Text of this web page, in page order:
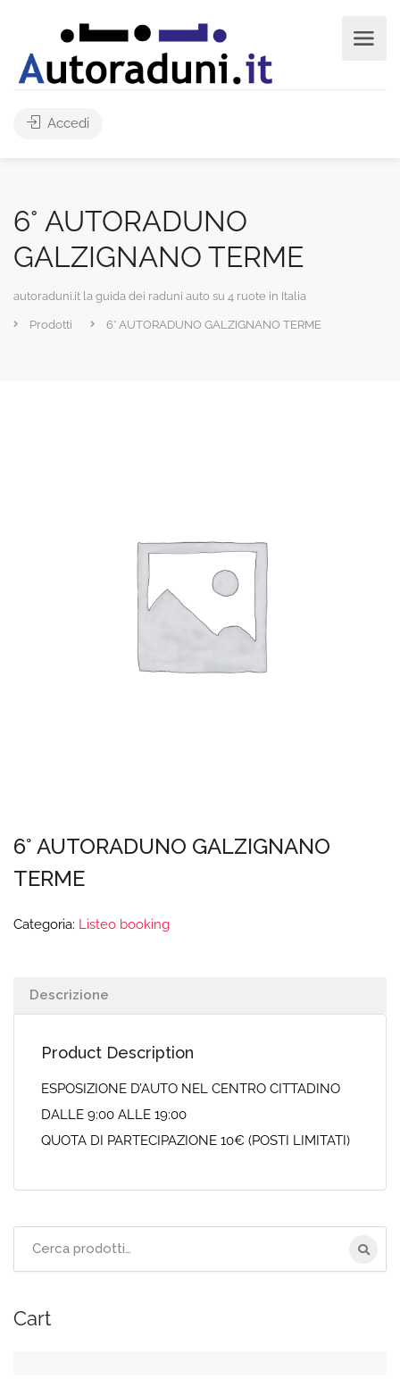
Accedi
6° AUTORADUNO
GALZIGNANO TERME
autoraduni.it la guida dei raduni auto su 4 ruote in Italia
Prodotti 6° AUTORADUNO GALZIGNANO TERME
6° AUTORADUNO GALZIGNANO
TERME
Categoria: Listeo booking
Descrizione
Product Description
ESPOSIZIONE D’AUTO NEL CENTRO CITTADINO
DALLE 9:00 ALLE 19:00
QUOTA DI PARTECIPAZIONE 10€ (POSTI LIMITATI)
Cart